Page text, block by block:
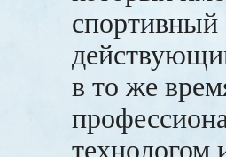
спортивный
в то же
технологом